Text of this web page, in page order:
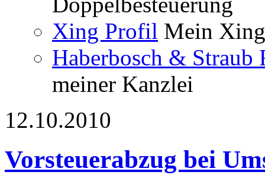
Xing Profil Mein
Haberbosch & Straub
meiner Kanzlei
12.10.2010
Vorsteuerabzug bei